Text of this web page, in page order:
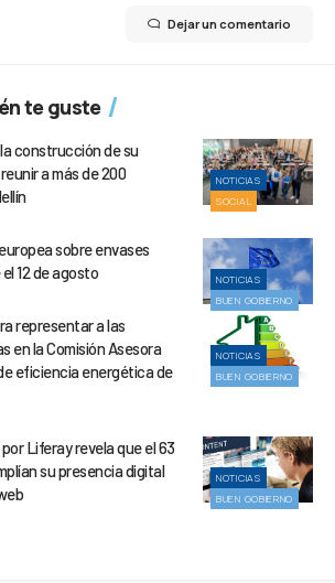
Dejar un comentario
te guste
NOTICIAS
SOCIAL
construcción de su
a más de 200
NOTICIAS
BUEN GOBIERNO
sobre envases
12 de agosto
NOTICIAS
BUEN GOBIERNO
representar a las
en la Comisión Asesora
eficiencia energética de
NOTICIAS
BUEN GOBIERNO
Liferay revela que el 63
su presencia digital